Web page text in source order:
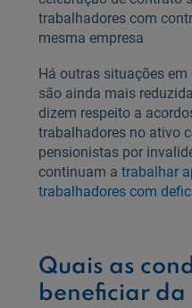
trabalhadores com
mesma empresa
Há outras situações
são ainda mais
dizem respeito a
trabalhadores no ativo
pensionistas por
continuam a trabalhar
trabalhadores com
Quais as
beneficiar da